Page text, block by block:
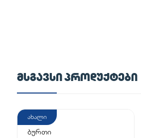
ᲛᲡᲒᲐᲕᲡᲘ ᲞᲠᲝᲓᲣᲥᲢᲔᲑᲘ
ახალი
ბურთი